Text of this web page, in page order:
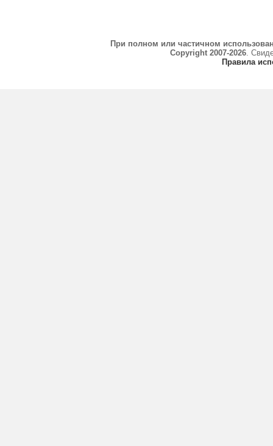
При полном или частичном
Copyright 2007-2026.
Правила